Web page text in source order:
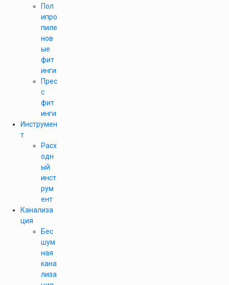
Пол
ипро
пиле
нов
ые
фит
инги
Прес
с
фит
инги
Инструмен
т
Расх
одн
ый
инст
рум
ент
Канализа
ция
Бес
шум
ная
кана
лиза